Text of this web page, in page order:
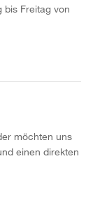
bis Freitag von
möchten uns
einen direkten